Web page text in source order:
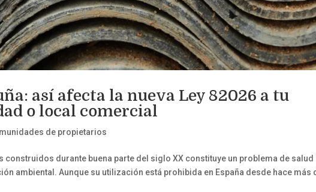
así afecta la nueva Ley 82026 a tu
o local comercial
de propietarios
construidos durante buena parte del siglo XX constituye un problema de salud
ambiental. Aunque su utilización está prohibida en España desde hace más